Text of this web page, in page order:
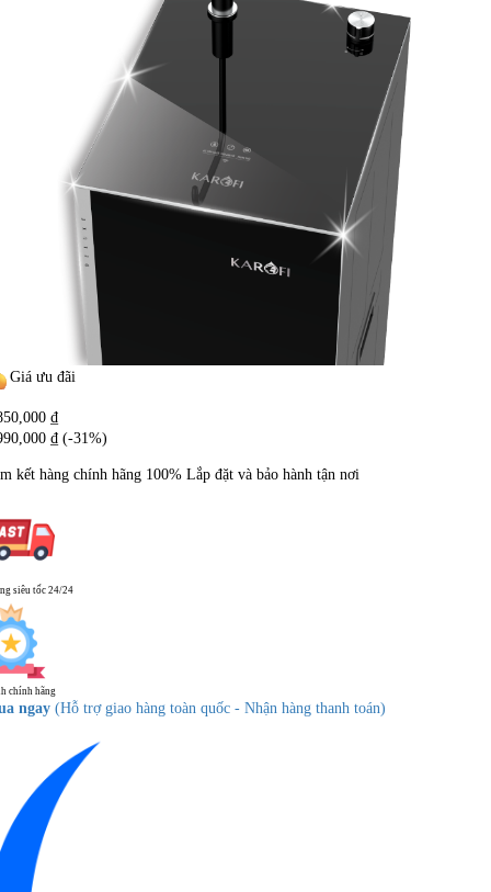
Giá ưu đãi
₫
₫ (-31%)
kết hàng chính hãng 100% Lắp đặt và bảo hành tận nơi
siêu tốc 24/24
chính hãng
ngay (Hỗ trợ giao hàng toàn quốc - Nhận hàng thanh toán)